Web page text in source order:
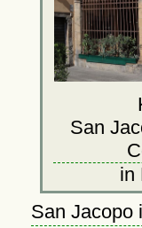
San
in
San Jacopo